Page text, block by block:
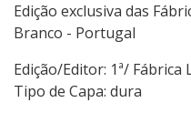
Edição exclusiva das
Branco - Portugal
Edição/Editor:
Tipo de Capa: dura